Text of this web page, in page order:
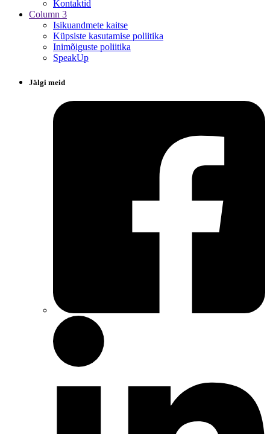
Kontaktid
Column 3
Isikuandmete kaitse
Küpsiste kasutamise poliitika
Inimõiguste poliitika
SpeakUp
Jälgi meid